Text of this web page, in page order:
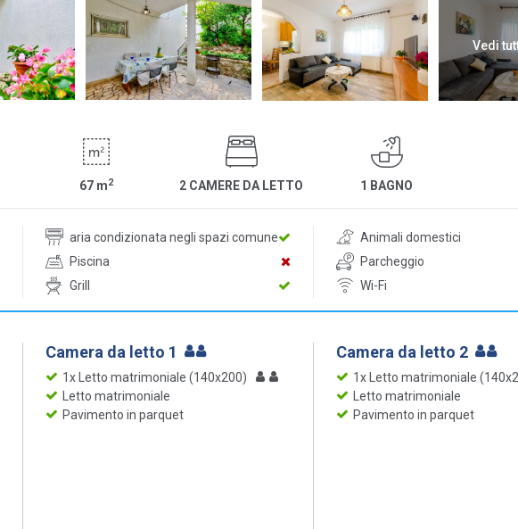
Vedi
67 m2 2 CAMERE DA LETTO 1 BAGNO
aria condizionata negli spazi comune
Animali domestici
Piscina
Parcheggio
Grill Wi-Fi
Camera da letto 1
1x Letto matrimoniale (140x200)
Letto matrimoniale
Pavimento in parquet
Camera da letto 2
1x Letto matrimoniale
Letto matrimoniale
Pavimento in parquet